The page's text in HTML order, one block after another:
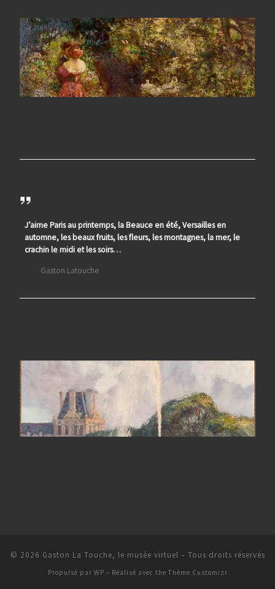
J’aime Paris au printemps, la Beauce en été, Versailles en
automne, les beaux fruits, les fleurs, les montagnes, la mer, le
crachin le midi et les soirs…
Gaston Latouche
© 2026 Gaston La Touche, le musée virtuel – Tous droits réservés
Propulsé par WP – Réalisé avec the Thème Customizr